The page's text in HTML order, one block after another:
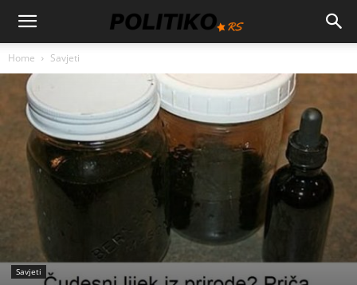
Home Savjeti
Savjeti